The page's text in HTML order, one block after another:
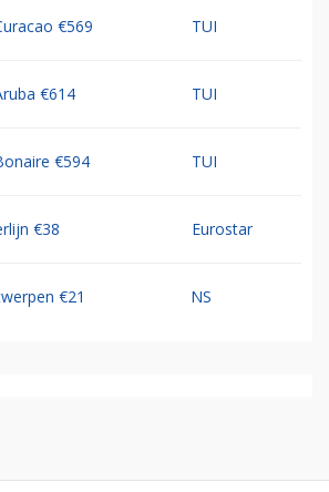
€569 TUI
€614 TUI
€594 TUI
€38 Eurostar
€21 NS